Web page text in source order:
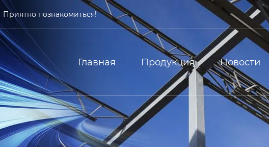
Приятно познакомиться!
Главная Продукция Новости